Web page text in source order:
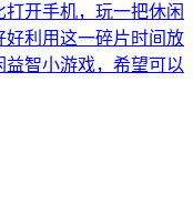
开手机，玩一把休闲
利用这一碎片时间放
智小游戏，希望可以